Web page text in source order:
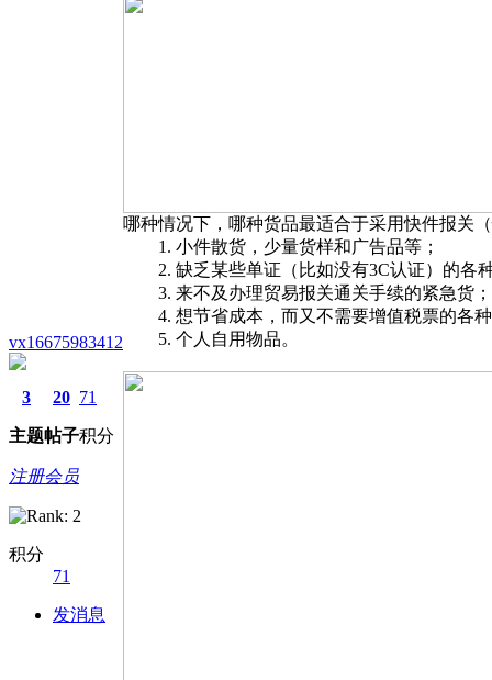
vx16675983412
3
主题
20
帖子
71
积分
注册会员
积分
71
发消息
哪种情况下，哪种货品最适合于采用快件报关
1. 小件散货，少量货样和广告品等；
2. 缺乏某些单证（比如没有3C认证）的各
3. 来不及办理贸易报关通关手续的紧急货；
4. 想节省成本，而又不需要增值税票的各
5. 个人自用物品。